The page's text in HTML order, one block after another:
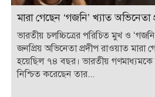
মারা গেছেন ‘গজনি’ খ্যাত অভিনেতা
ভারতীয় চলচ্চিত্রের পরিচিত মুখ ও
জনপ্রিয় অভিনেতা প্রদীপ রাওয়াত মারা
হয়েছিল ৭৪ বছর। ভারতীয়
নিশ্চিত করেছেন তার...